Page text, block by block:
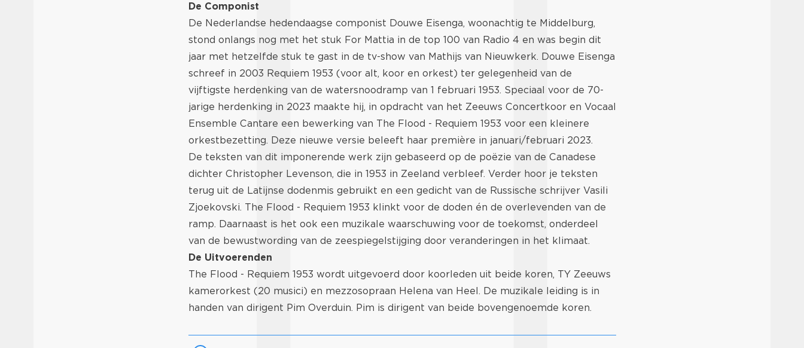
De Componist
De Nederlandse hedendaagse componist Douwe Eisenga, woonachtig te Middelburg,
stond onlangs nog met het stuk For Mattia in de top 100 van Radio 4 en was begin dit
jaar met hetzelfde stuk te gast in de tv-show van Mathijs van Nieuwkerk. Douwe Eisenga
schreef in 2003 Requiem 1953 (voor alt, koor en orkest) ter gelegenheid van de
vijftigste herdenking van de watersnoodramp van 1 februari 1953. Speciaal voor de 70-
jarige herdenking in 2023 maakte hij, in opdracht van het Zeeuws Concertkoor en Vocaal
Ensemble Cantare een bewerking van The Flood - Requiem 1953 voor een kleinere
orkestbezetting. Deze nieuwe versie beleeft haar première in januari/februari 2023.
De teksten van dit imponerende werk zijn gebaseerd op de poëzie van de Canadese
dichter Christopher Levenson, die in 1953 in Zeeland verbleef. Verder hoor je teksten
terug uit de Latijnse dodenmis gebruikt en een gedicht van de Russische schrijver Vasili
Zjoekovski. The Flood - Requiem 1953 klinkt voor de doden én de overlevenden van de
ramp. Daarnaast is het ook een muzikale waarschuwing voor de toekomst, onderdeel
van de bewustwording van de zeespiegelstijging door veranderingen in het klimaat.
De Uitvoerenden
The Flood - Requiem 1953 wordt uitgevoerd door koorleden uit beide koren, TY Zeeuws
kamerorkest (20 musici) en mezzosopraan Helena van Heel. De muzikale leiding is in
handen van dirigent Pim Overduin. Pim is dirigent van beide bovengenoemde koren.